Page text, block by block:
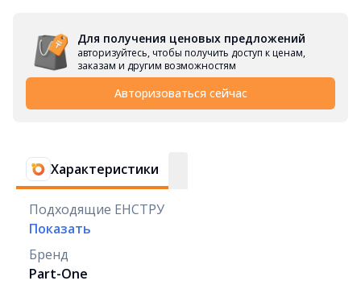
Для получения ценовых предложений
авторизуйтесь, чтобы получить доступ к ценам,
заказам и другим возможностям
Авторизоваться сейчас
Характеристики
Подходящие ЕНСТРУ
Показать
Бренд
Part-One